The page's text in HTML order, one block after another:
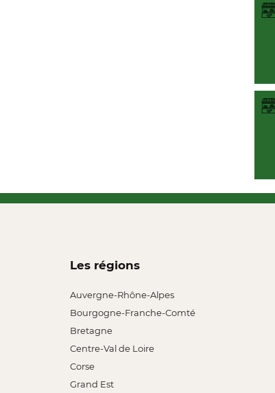
Les régions
Auvergne-Rhône-Alpes
Bourgogne-Franche-Comté
Bretagne
Centre-Val de Loire
Corse
Grand Est